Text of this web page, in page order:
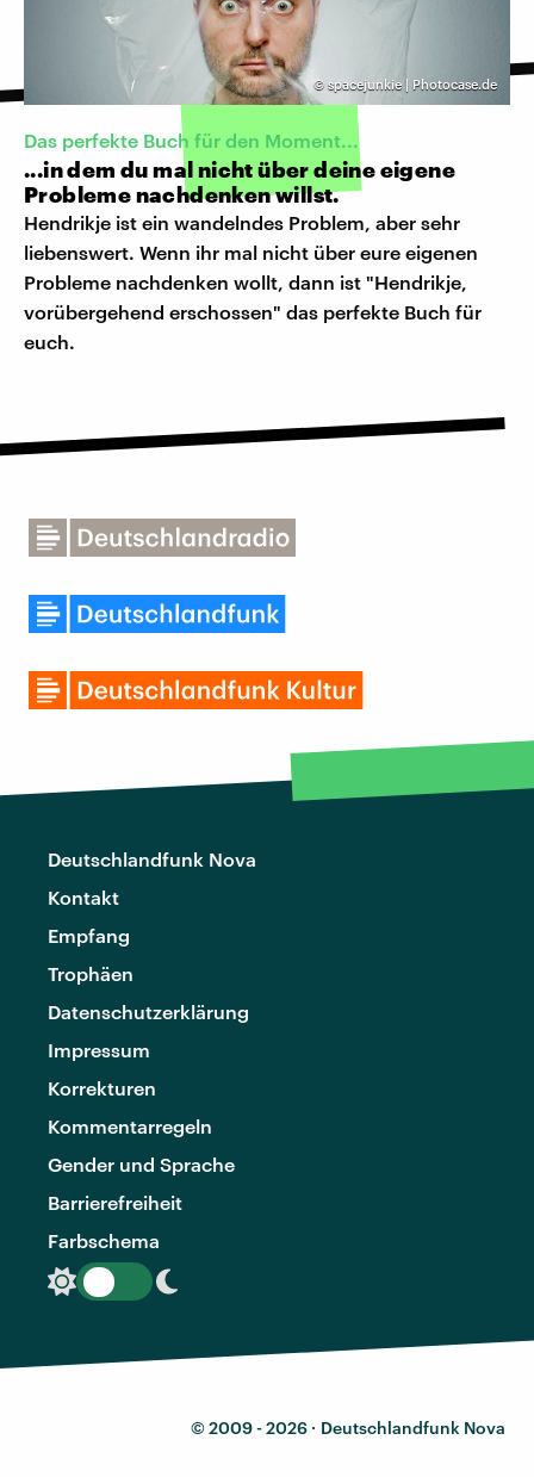
© spacejunkie | Photocase.de
Das perfekte Buch für den Moment...
...in dem du mal nicht über deine eigene
Probleme nachdenken willst.
Hendrikje ist ein wandelndes Problem, aber sehr
liebenswert. Wenn ihr mal nicht über eure eigenen
Probleme nachdenken wollt, dann ist "Hendrikje,
vorübergehend erschossen" das perfekte Buch für
euch.
Deutschlandfunk Nova
Kontakt
Empfang
Trophäen
Datenschutzerklärung
Impressum
Korrekturen
Kommentarregeln
Gender und Sprache
Barrierefreiheit
Farbschema
© 2009 - 2026 · Deutschlandfunk Nova